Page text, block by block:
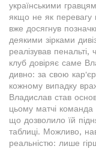
українськими
якщо не як перевагу
вже досягнув
деякими зірками
реалізував
клуб довіряє саме
дивно: за свою
кожному випадку
Владислав став
цьому матчі
що дозволило їй
таблиці. Можливо,
реальністю: лише